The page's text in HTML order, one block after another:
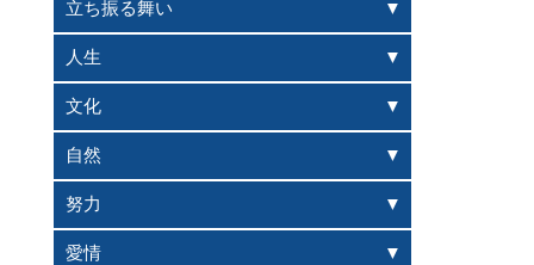
立ち振る舞い
人生
文化
自然
努力
愛情